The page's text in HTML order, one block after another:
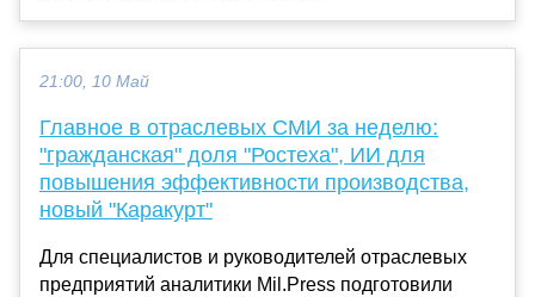
21:00, 10 Май
Главное в отраслевых СМИ за неделю:
"гражданская" доля "Ростеха", ИИ для
повышения эффективности производства,
новый "Каракурт"
Для специалистов и руководителей отраслевых
предприятий аналитики Mil.Press подготовили